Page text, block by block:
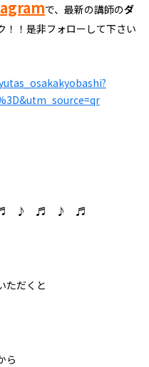
で、最新の講師のダ
！！是非フォローして下さい
♪ ♬ ♪ ♬
ただくと
ら